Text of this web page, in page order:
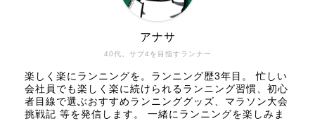
40代。サブ4を目指すランナー
アナサ
楽しく楽にランニングを。ランニング歴3年目。 忙しい
会社員でも楽しく楽に続けられるランニング習慣、初心
者目線で選ぶおすすめランニンググッズ、マラソン大会
挑戦記 等を発信します。 一緒にランニングを楽しみま
ホーム